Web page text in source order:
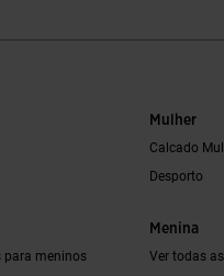
para meninos
Mulher
Calcado
Desporto
Menina
Ver todas